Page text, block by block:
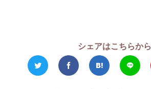
シェアはこちらから